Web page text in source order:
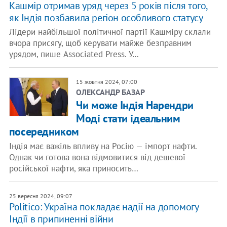
Кашмір отримав уряд через 5 років після того,
як Індія позбавила регіон особливого статусу
Лідери найбільшої політичної партії Кашміру склали
вчора присягу, щоб керувати майже безправним
урядом, пише Associated Press. У…
15 жовтня 2024, 07:00
ОЛЕКСАНДР БАЗАР
Чи може Індія Нарендри
Моді стати ідеальним
посередником
Індія має важіль впливу на Росію — імпорт нафти.
Однак чи готова вона відмовитися від дешевої
російської нафти, яка приносить…
25 вересня 2024, 09:07
Politico: Україна покладає надії на допомогу
Індії в припиненні війни